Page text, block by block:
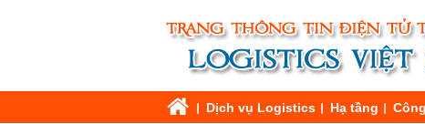
Dịch vụ Logistics Hạ tầng